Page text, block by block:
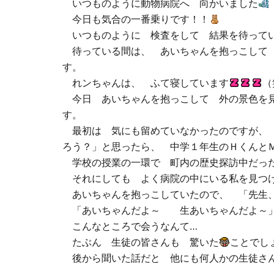
いつものように動物病院へ 向かいました
今日も気合の一番乗りです！！
いつものように 検査をして 結果を待っ
待っている間は、 あいちゃんを抱っこし
す。
れンちゃんは、 ふて寝しています
今日 あいちゃんを抱っこして 外の景色を
す。
最初は 気にも留めていなかったのですが
ろう？」と思ったら、 中学１年生のＨくんと
学校の授業の一環で 町内の歴史探訪中だ
それにしても よく病院の中にいる私を見
あいちゃんを抱っこしていたので、 「先
「あいちゃんだよ～ 生あいちゃんだよ～
こんなところで会うなんて…
たぶん 生徒の皆さんも 驚いた
ことでし
後から聞いた話だと 他にも何人かの生徒